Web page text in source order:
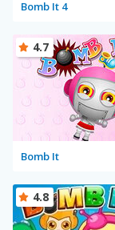
Bomb It 4
Bomb It
4.7
4.8